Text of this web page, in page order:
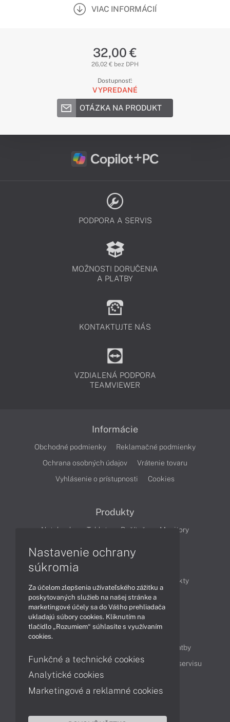
VIAC INFORMÁCIÍ
32,00 €
26,02 € bez DPH
Dostupnosť:
VYPREDANÉ
OTÁZKA NA PRODUKT
PODPORA A SERVIS
MOŽNOSTI DORUČENIA
A PLATBY
KONTAKTUJTE NÁS
VZDIALENÁ PODPORA
TEAMVIEWER
Informácie
Obchodné podmienky
Reklamačné podmienky
Ochrana osobných údajov
Vrátenie tovaru
Vyhlásenie o prístupnosti
Cookies
Produkty
Notebooky Tablety Počítače Monitory
Produkty
Technológie
Videá
Obsah
Možnosti doručenia a platby
Podpora a servis
Servisné služby Cenník servisu
Kontakty
043 4224 771 Obchodné oddelenie
Nastavenie ochrany
súkromia
Za účelom zlepšenia užívateľského zážitku a
poskytovaných služieb na našej stránke a
marketingové účely sa do Vášho prehliadača
ukladajú súbory cookies. Kliknutím na
tlačidlo „Rozumiem“ súhlasíte s využívaním
cookies.
Funkčné a technické cookies
Analytické cookies
Marketingové a reklamné cookies